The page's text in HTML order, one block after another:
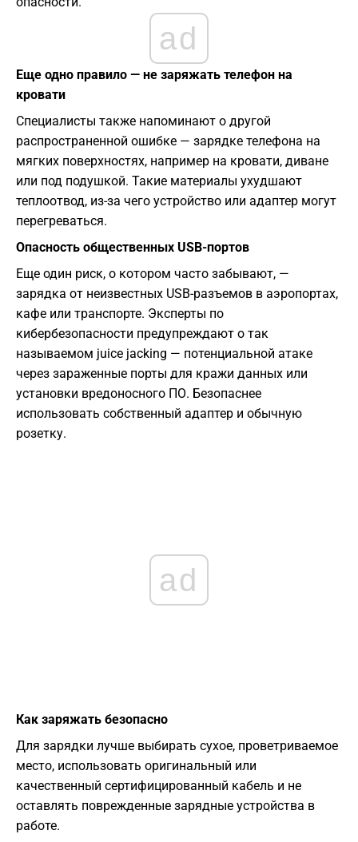
ad
Еще одно правило — не заряжать телефон на
кровати
Специалисты также напоминают о другой
распространенной ошибке — зарядке телефона на
мягких поверхностях, например на кровати, диване
или под подушкой. Такие материалы ухудшают
теплоотвод, из-за чего устройство или адаптер могут
перегреваться.
Опасность общественных USB-портов
Еще один риск, о котором часто забывают, —
зарядка от неизвестных USB-разъемов в аэропортах,
кафе или транспорте. Эксперты по
кибербезопасности предупреждают о так
называемом juice jacking — потенциальной атаке
через зараженные порты для кражи данных или
установки вредоносного ПО. Безопаснее
использовать собственный адаптер и обычную
розетку.
ad
Как заряжать безопасно
Для зарядки лучше выбирать сухое, проветриваемое
место, использовать оригинальный или
качественный сертифицированный кабель и не
оставлять поврежденные зарядные устройства в
работе.